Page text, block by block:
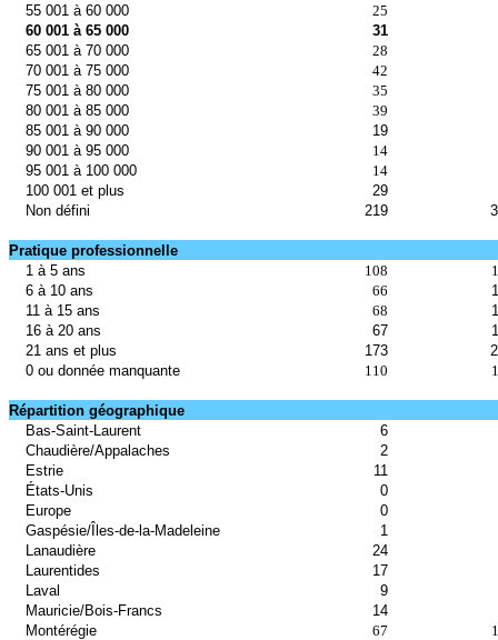
55 001 à 60 000
25
60 001 à 65 000
31
65 001 à 70 000
28
70 001 à 75 000
42
75 001 à 80 000
35
80 001 à 85 000
39
85 001 à 90 000
19
90 001 à 95 000
14
95 001 à 100 000
14
100 001 et plus
29
Non défini
219
Pratique professionnelle
1 à 5 ans
108
6 à 10 ans
66
11 à 15 ans
68
16 à 20 ans
67
21 ans et plus
173
0 ou donnée manquante
110
Répartition géographique
Bas-Saint-Laurent
6
Chaudière/Appalaches
2
Estrie
11
États-Unis
0
Europe
0
Gaspésie/Îles-de-la-Madeleine
1
Lanaudière
24
Laurentides
1 7
Laval
9
Mauricie/Bois-Francs
14
Montérégie
67